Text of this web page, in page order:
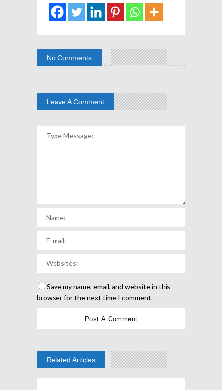
No Comments
Leave A Comment
Save my name, email, and website in this
browser for the next time I comment.
Related Articles